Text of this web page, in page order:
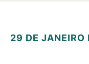
29 DE JANEIRO